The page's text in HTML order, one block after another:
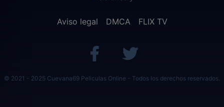
Aviso legal DMCA FLIX TV
© 2021 - 2025 Cuevana69 Peliculas Online - Todos los derechos reservados.